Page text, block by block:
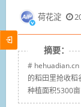
荷花淀
摘要：
# hehuadian.cn
的稻田里抢收
种植面积5300